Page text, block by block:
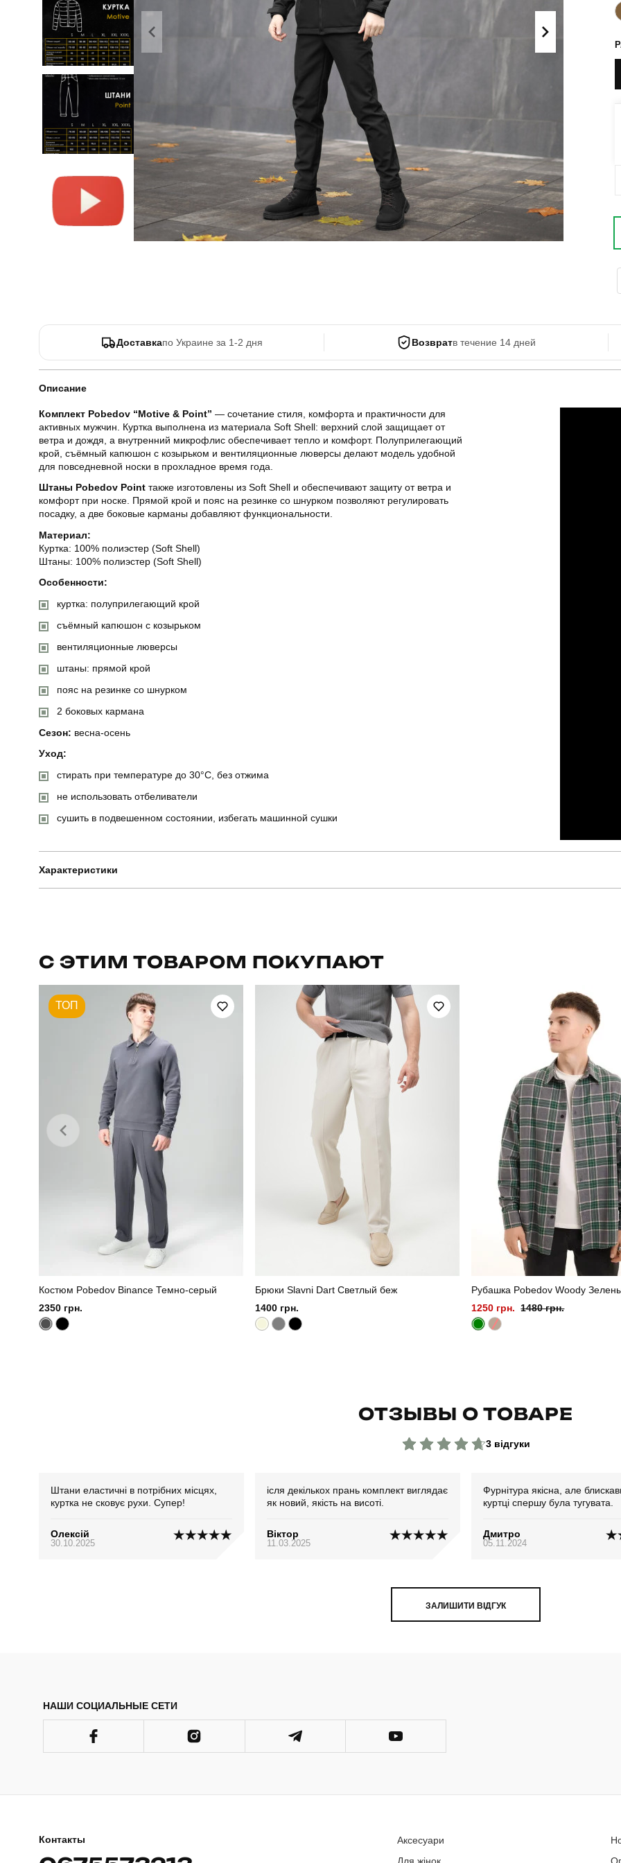
Літні комплекти
Комбінезони
Спортивні
костюми
Кежуал
ХУДІ, СВІТШОТИ, СВЕТРИ
Кофти
Светри
Світшоти
Худі
Боди
Доставкапо Украине за 1-2 дня Возвратв течение 14 дней
Описание
Комплект Pobedov “Motive & Point” — сочетание стиля, комфорта и практичности для
активных мужчин. Куртка выполнена из материала Soft Shell: верхний слой защищает от
ветра и дождя, а внутренний микрофлис обеспечивает тепло и комфорт. Полуприлегающий
крой, съёмный капюшон с козырьком и вентиляционные люверсы делают модель удобной
для повседневной носки в прохладное время года.
Штаны Pobedov Point также изготовлены из Soft Shell и обеспечивают защиту от ветра и
комфорт при носке. Прямой крой и пояс на резинке со шнурком позволяют регулировать
посадку, а две боковые карманы добавляют функциональности.
Материал:
Куртка: 100% полиэстер (Soft Shell)
Штаны: 100% полиэстер (Soft Shell)
Особенности:
куртка: полуприлегающий крой
съёмный капюшон с козырьком
вентиляционные люверсы
штаны: прямой крой
пояс на резинке со шнурком
2 боковых кармана
Сезон: весна-осень
Уход:
стирать при температуре до 30°C, без отжима
не использовать отбеливатели
сушить в подвешенном состоянии, избегать машинной сушки
Характеристики
Сезон
Країна - виробник україна
С ЭТИМ ТОВАРОМ ПОКУПАЮТ
ТОП
Костюм Pobedov Binance Темно-серый
2350 грн.
Брюки Slavni Dart Светлый беж
1400 грн.
Рубашка Pobedov Woody
1250 грн. 1480 грн.
ОТЗЫВЫ О ТОВАРЕ
3 відгуки
Штани еластичні в потрібних місцях,
куртка не сковує рухи. Супер!
Олексій
30.10.2025
ісля декількох прань комплект виглядає
як новий, якість на висоті.
Віктор
11.03.2025
Фурнітура якісна, але
куртці спершу була тугувата.
Дмитро
05.11.2024
ЗАЛИШИТИ ВІДГУК
НАШИ СОЦИАЛЬНЫЕ СЕТИ
Контакты
Аксесуари